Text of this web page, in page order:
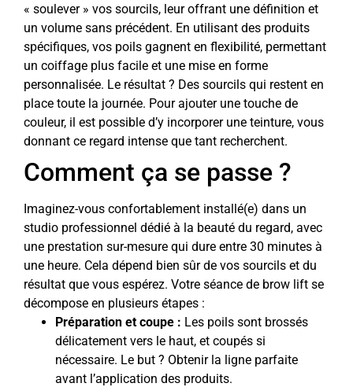
« soulever » vos sourcils, leur offrant une définition et
un volume sans précédent. En utilisant des produits
spécifiques, vos poils gagnent en flexibilité, permettant
un coiffage plus facile et une mise en forme
personnalisée. Le résultat ? Des sourcils qui restent en
place toute la journée. Pour ajouter une touche de
couleur, il est possible d’y incorporer une teinture, vous
donnant ce regard intense que tant recherchent.
Comment ça se passe ?
Imaginez-vous confortablement installé(e) dans un
studio professionnel dédié à la beauté du regard, avec
une prestation sur-mesure qui dure entre 30 minutes à
une heure. Cela dépend bien sûr de vos sourcils et du
résultat que vous espérez. Votre séance de brow lift se
décompose en plusieurs étapes :
Préparation et coupe : Les poils sont brossés
délicatement vers le haut, et coupés si
nécessaire. Le but ? Obtenir la ligne parfaite
avant l’application des produits.